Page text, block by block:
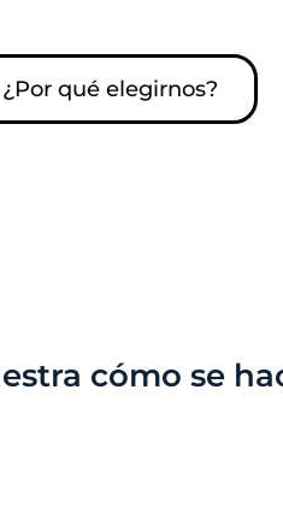
¿Por qué elegirnos?
cómo se